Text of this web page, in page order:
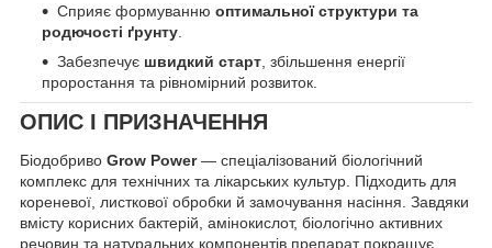
Сприяє формуванню оптимальної структури та
родючості ґрунту
Забезпечує швидкий старт , збільшення енергії
проростання та рівномірний розвиток.
ОПИС І ПРИЗНАЧЕННЯ
Біодобриво Grow Power— спеціалізований біологічний
комплекс для технічних та лікарських культур. Підходить для
кореневої, листкової обробки й замочування насіння. Завдяки
вмісту корисних бактерій, амінокислот, біологічно активних
речовин та натуральних компонентів препарат покращує